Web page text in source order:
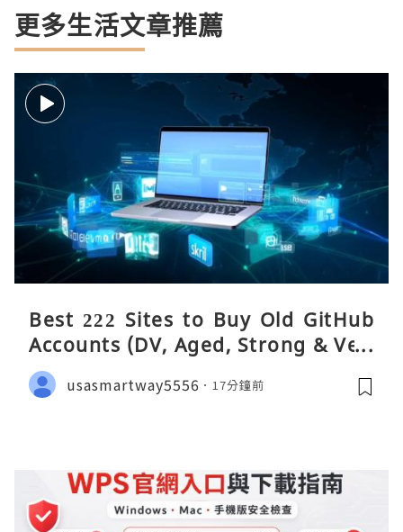
更多生活文章推薦
Best 222 Sites to Buy Old GitHub
Accounts (DV, Aged, Strong & Veri
fied)
usasmartway5556 17分鐘前